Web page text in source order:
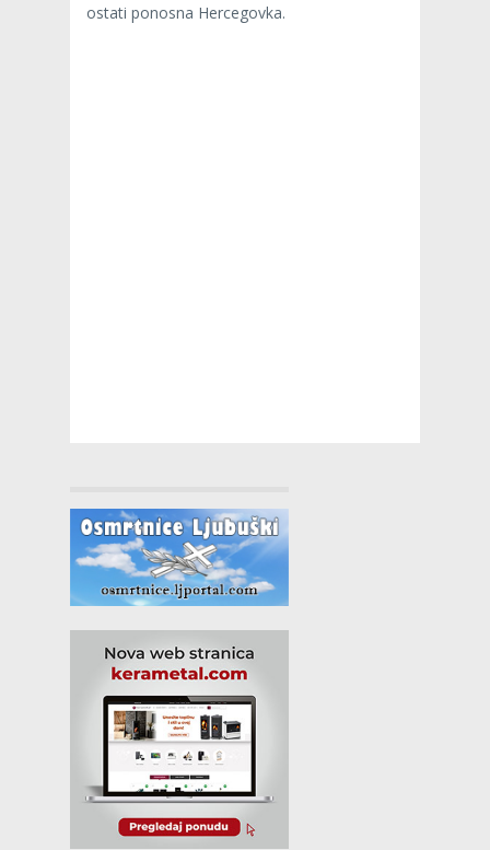
ostati ponosna Hercegovka.